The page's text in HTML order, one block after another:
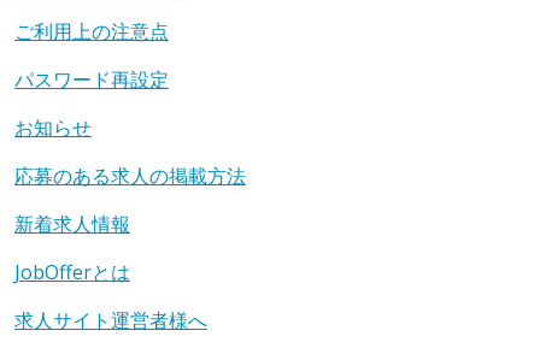
ご利用上の注意点
パスワード再設定
お知らせ
応募のある求人の掲載方法
新着求人情報
JobOfferとは
求人サイト運営者様へ